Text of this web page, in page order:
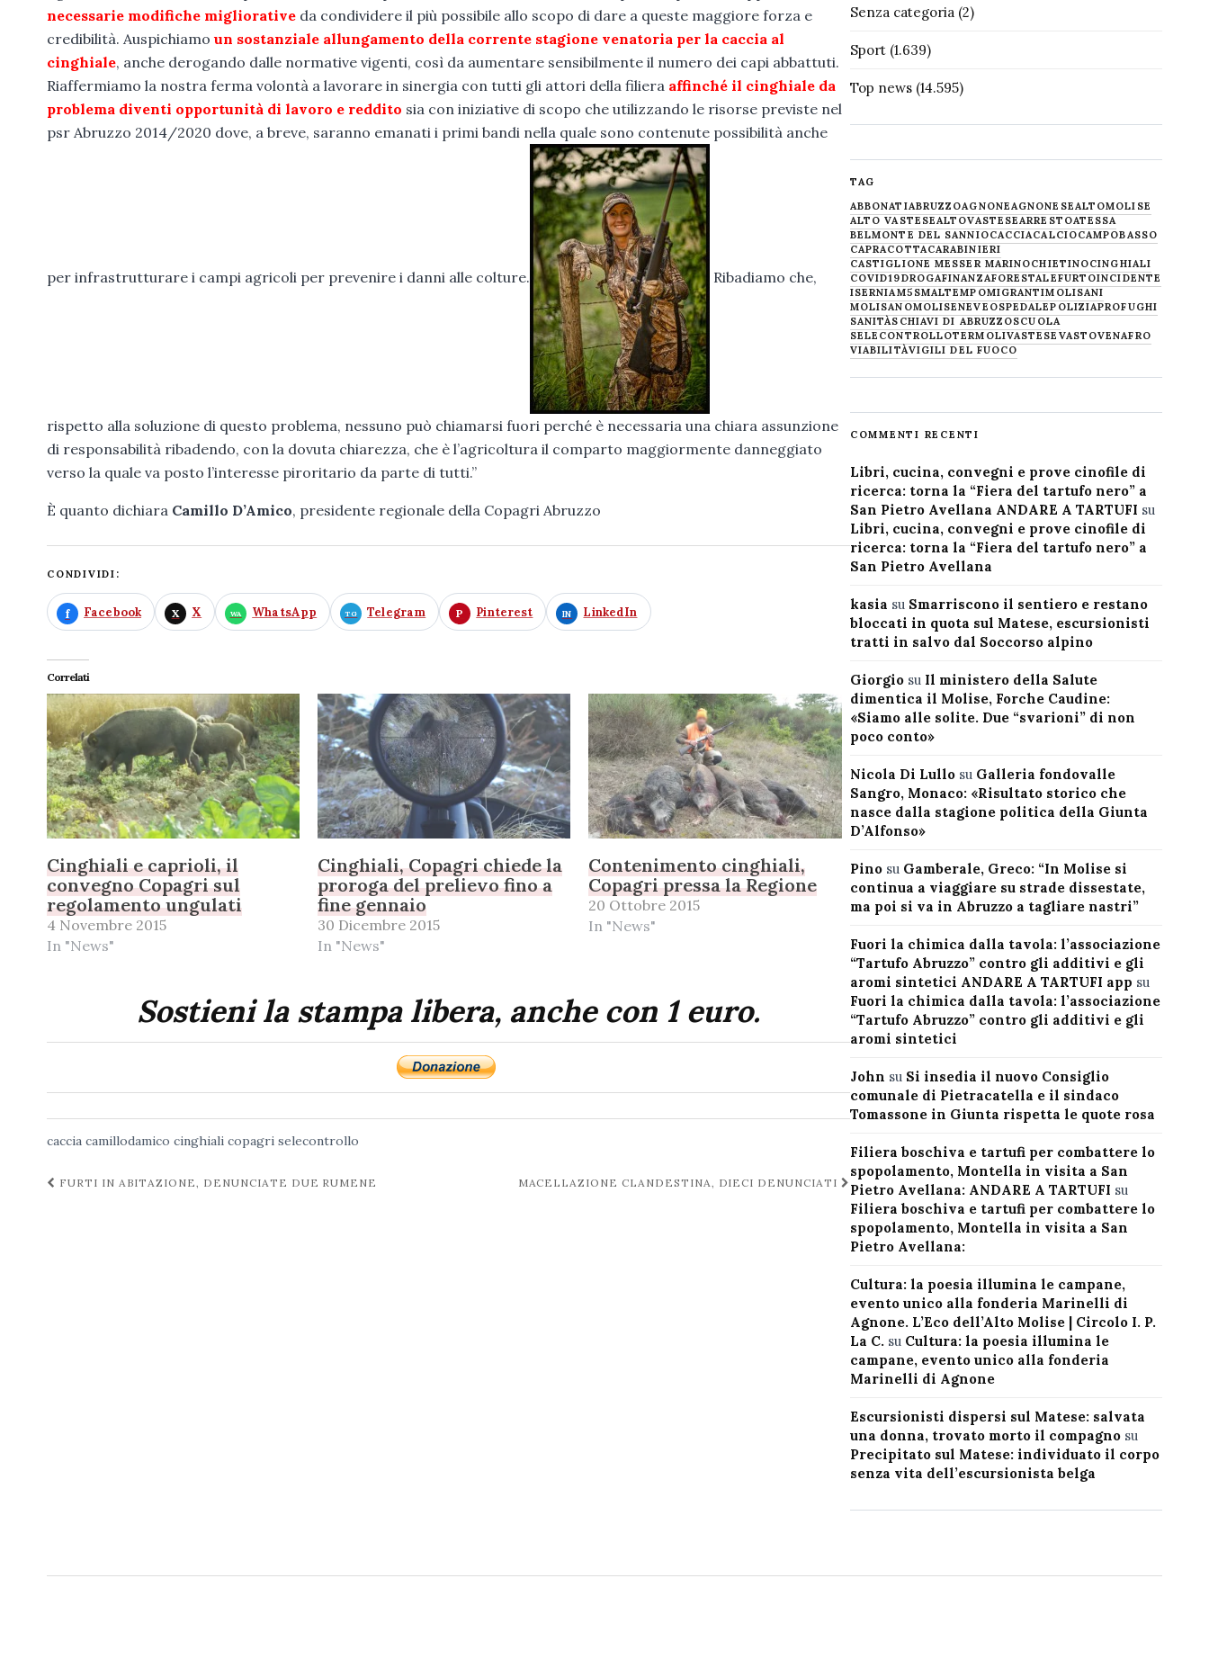
necessarie modifiche migliorative da condividere il più possibile allo scopo di dare a queste maggiore forza e
credibilità. Auspichiamo un sostanziale allungamento della corrente stagione venatoria per la caccia al
cinghiale, anche derogando dalle normative vigenti, così da aumentare sensibilmente il numero dei capi abbattuti.
Riaffermiamo la nostra ferma volontà a lavorare in sinergia con tutti gli attori della filiera affinché il cinghiale da
problema diventi opportunità di lavoro e reddito sia con iniziative di scopo che utilizzando le risorse previste nel
psr Abruzzo 2014/2020 dove, a breve, saranno emanati i primi bandi nella quale sono contenute possibilità anche
per infrastrutturare i campi agricoli per prevenire i danni alle colture. Ribadiamo che,
rispetto alla soluzione di questo problema, nessuno può chiamarsi fuori perché è necessaria una chiara assunzione
di responsabilità ribadendo, con la dovuta chiarezza, che è l’agricoltura il comparto maggiormente danneggiato
verso la quale va posto l’interesse piroritario da parte di tutti.”
È quanto dichiara Camillo D’Amico, presidente regionale della Copagri Abruzzo
CONDIVIDI:
Facebook X WhatsApp Telegram Pinterest LinkedIn
Correlati
Cinghiali e caprioli, il
convegno Copagri sul
regolamento ungulati
4 Novembre 2015
In "News"
Cinghiali, Copagri chiede la
proroga del prelievo fino a
fine gennaio
30 Dicembre 2015
In "News"
Contenimento cinghiali,
Copagri pressa la Regione
20 Ottobre 2015
In "News"
Sostieni la stampa libera, anche con 1 euro.
caccia camillodamico cinghiali copagri selecontrollo
Navigazione
FURTI IN ABITAZIONE, DENUNCIATE DUE RUMENE MACELLAZIONE CLANDESTINA, DIECI DENUNCIATI
Senza categoria(2)
Sport(1.639)
Top news(14.595)
TAG
ABBONATIABRUZZOAGNONEAGNONESEALTOMOLISE
ALTO VASTESEALTOVASTESEARRESTOATESSA
BELMONTE DEL SANNIOCACCIACALCIOCAMPOBASSO
CAPRACOTTACARABINIERI
CASTIGLIONE MESSER MARINOCHIETINOCINGHIALI
COVID19DROGAFINANZAFORESTALEFURTOINCIDENTE
ISERNIAM5SMALTEMPOMIGRANTIMOLISANI
MOLISANOMOLISENEVE OSPEDALEPOLIZIAPROFUGHI
SANITÀSCHIAVI DI ABRUZZOSCUOLA
SELECONTROLLOTERMOLIVASTESE VASTOVENAFRO
VIABILITÀVIGILI DEL FUOCO
COMMENTI RECENTI
Libri, cucina, convegni e prove cinofile di
ricerca: torna la “Fiera del tartufo nero” a
San Pietro Avellana ANDARE A TARTUFI su
Libri, cucina, convegni e prove cinofile di
ricerca: torna la “Fiera del tartufo nero” a
San Pietro Avellana
kasia su Smarriscono il sentiero e restano
bloccati in quota sul Matese, escursionisti
tratti in salvo dal Soccorso alpino
Giorgiosu Il ministero della Salute
dimentica il Molise, Forche Caudine:
«Siamo alle solite. Due “svarioni” di non
poco conto»
Nicola Di Lullosu Galleria fondovalle
Sangro, Monaco: «Risultato storico che
nasce dalla stagione politica della Giunta
D’Alfonso»
Pinosu Gamberale, Greco: “In Molise si
continua a viaggiare su strade dissestate,
ma poi si va in Abruzzo a tagliare nastri”
Fuori la chimica dalla tavola: l’associazione
“Tartufo Abruzzo” contro gli additivi e gli
aromi sintetici ANDARE A TARTUFI app su
Fuori la chimica dalla tavola: l’associazione
“Tartufo Abruzzo” contro gli additivi e gli
aromi sintetici
John su Si insedia il nuovo Consiglio
comunale di Pietracatella e il sindaco
Tomassone in Giunta rispetta le quote rosa
Filiera boschiva e tartufi per combattere lo
spopolamento, Montella in visita a San
Pietro Avellana: ANDARE A TARTUFI su
Filiera boschiva e tartufi per combattere lo
spopolamento, Montella in visita a San
Pietro Avellana:
Cultura: la poesia illumina le campane,
evento unico alla fonderia Marinelli di
Agnone. L’Eco dell’Alto Molise | Circolo I. P.
La C. su Cultura: la poesia illumina le
campane, evento unico alla fonderia
Marinelli di Agnone
Escursionisti dispersi sul Matese: salvata
una donna, trovato morto il compagnosu
Precipitato sul Matese: individuato il corpo
senza vita dell’escursionista belga